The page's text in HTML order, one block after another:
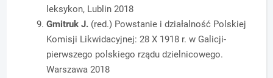
leksykon, Lublin 2018
Gmitruk J. (red.) Powstanie i działalność Polskiej
Komisji Likwidacyjnej: 28 X 1918 r. w Galicji-
pierwszego polskiego rządu dzielnicowego.
Warszawa 2018